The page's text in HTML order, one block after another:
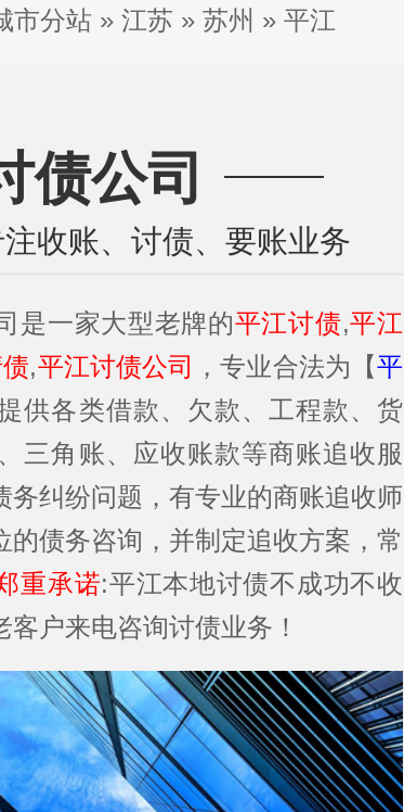
市分站» 江苏 » 苏州 » 平江
债公司
收账、讨债、要账业务
是一家大型老牌的平江讨债,平江
,平江讨债公司 ，专业合法为【平
供各类借款、欠款、工程款、货
三角账、应收账款等商账追收服
务纠纷问题，有专业的商账追收师
的债务咨询，并制定追收方案，常
重承诺:平江本地讨债不成功不收
户来电咨询讨债业务！